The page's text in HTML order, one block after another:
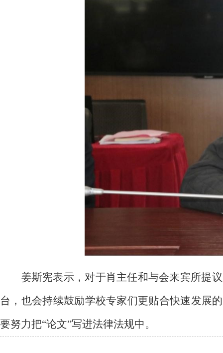
姜斯宪表示，对于肖主任和与会来宾所提
台，也会持续鼓励学校专家们更贴合快速发展
要努力把“论文”写进法律法规中。